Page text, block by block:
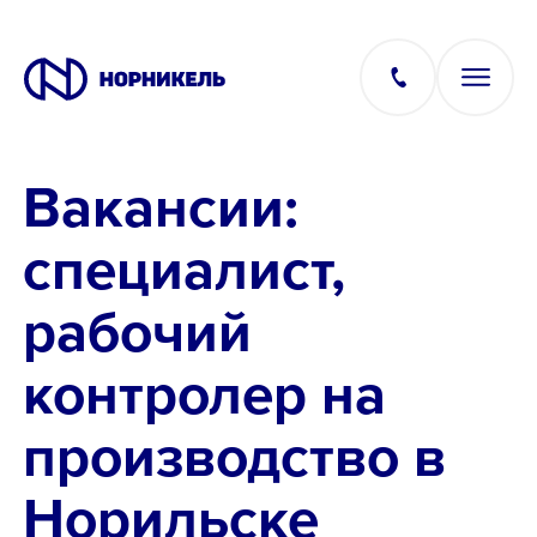
Вакансии
Производство
Офис
IT
Студентам
Вакансии:
специалист,
рабочий
контролер на
производство в
Норильске